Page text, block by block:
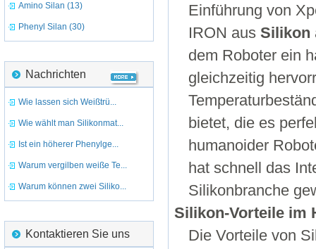
Amino Silan (13)
Phenyl Silan (30)
Nachrichten
Wie lassen sich Weißtrü...
Wie wählt man Silikonmat...
Ist ein höherer Phenylge...
Warum vergilben weiße Te...
Warum können zwei Siliko...
Kontaktieren Sie uns
Einführung von
IRON ausSilikon
dem Roboter ein
gleichzeitig
bietet, die es
humanoider
hat schnell das
Silikonbranche
Silikon-Vorteile im
Die Vorteile von